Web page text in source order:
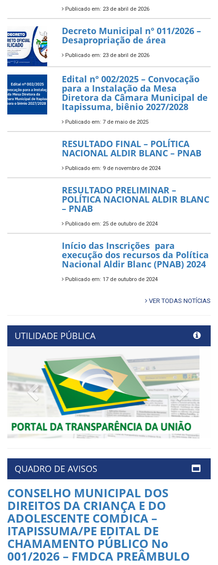
Publicado em: 23 de abril de 2026
Decreto Municipal nº 011/2026 –
Desapropriação de área
Publicado em: 23 de abril de 2026
Edital nº 002/2025 – Convocação
para a Instalação da Mesa
Diretora da Câmara Municipal de
Itapissuma, biênio 2027/2028
Publicado em: 7 de maio de 2025
RESULTADO FINAL – POLÍTICA
NACIONAL ALDIR BLANC – PNAB
Publicado em: 9 de novembro de 2024
RESULTADO PRELIMINAR –
POLÍTICA NACIONAL ALDIR BLANC
– PNAB
Publicado em: 25 de outubro de 2024
Início das Inscrições para
execução dos recursos da Política
Nacional Aldir Blanc (PNAB) 2024
Publicado em: 17 de outubro de 2024
VER TODAS NOTÍCIAS
UTILIDADE PÚBLICA
Previous
QUADRO DE AVISOS
CONSELHO MUNICIPAL DOS
DIREITOS DA CRIANÇA E DO
ADOLESCENTE COMDICA –
ITAPISSUMA/PE EDITAL DE
CHAMAMENTO PÚBLICO No
001/2026 – FMDCA PREÂMBULO